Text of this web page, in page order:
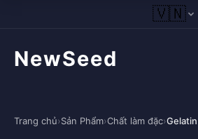
🇻🇳
NewSeed
Trang chủ›Sản Phẩm›Chất làm đặc›Gelatin